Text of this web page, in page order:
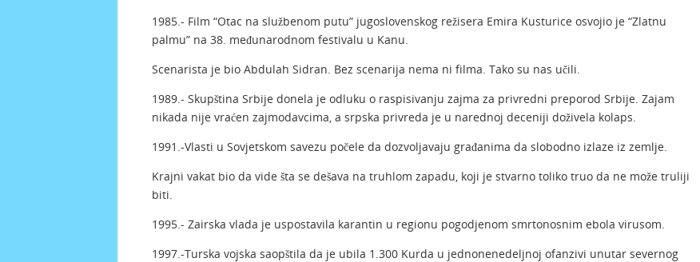
1985.- Film “Otac na službenom putu” jugoslovenskog režisera Emira Kusturice osvojio je “Zlatnu
palmu” na 38. međunarodnom festivalu u Kanu.
Scenarista je bio Abdulah Sidran. Bez scenarija nema ni filma. Tako su nas učili.
1989.- Skupština Srbije donela je odluku o raspisivanju zajma za privredni preporod Srbije. Zajam
nikada nije vraćen zajmodavcima, a srpska privreda je u narednoj deceniji doživela kolaps.
1991.-Vlasti u Sovjetskom savezu počele da dozvoljavaju građanima da slobodno izlaze iz zemlje.
Krajni vakat bio da vide šta se dešava na truhlom zapadu, koji je stvarno toliko truo da ne može truliji
biti.
1995.- Zairska vlada je uspostavila karantin u regionu pogodjenom smrtonosnim ebola virusom.
1997.-Turska vojska saopštila da je ubila 1.300 Kurda u jednonenedeljnoj ofanzivi unutar severnog